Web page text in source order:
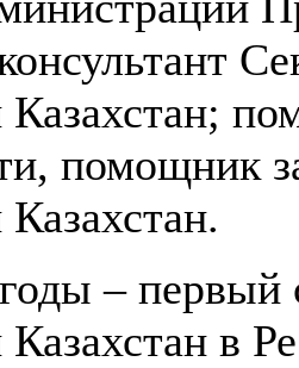
Казахстан;
помощник
– первый
в